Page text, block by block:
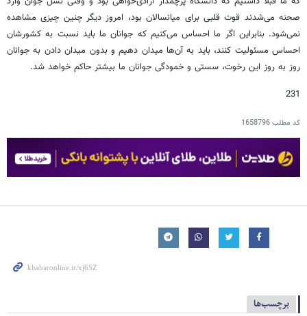
صحنه می‌شدند قوت قلبی برای میانسالان بود، امروز دیگر چنین چیزی مشاهده
نمی‌شود. بنابراین اگر ما احساس می‌کنیم که جوانان ما باید نسبت به کشورشان
احساس مسئولیت کنند، باید به آن‌ها میدان دهیم و بدون میدان دادن به جوانان
روز به روز این رخوت، سستی و خمودگی جوانان ما بیشتر حاکم خواهد شد.
231
کد مطلب1658796
برچسب‌ها